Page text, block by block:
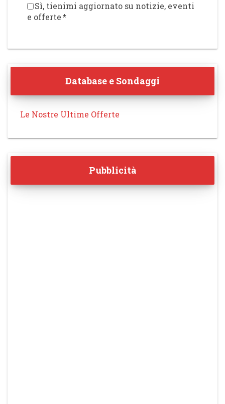
Sì, tienimi aggiornato su notizie, eventi
e offerte*
Database e Sondaggi
Le Nostre Ultime Offerte
Pubblicità